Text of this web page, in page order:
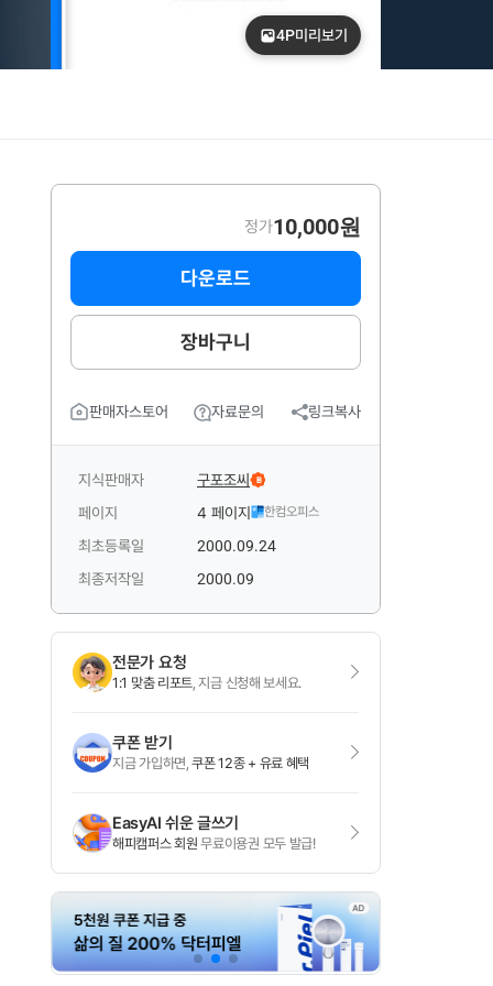
4P미리보기
정가10,000원
다운로드
장바구니
판매자스토어 자료문의 링크복사
지식판매자 구포조씨 B
페이지 4 페이지 한컴오피스
최초등록일
2000.09.24
최종저작일
2000.09
전문가 요청
1:1 맞춤 리포트, 지금 신청해 보세요.
쿠폰 받기
지금 가입하면,쿠폰 12종 + 유료 혜택
EasyAI 쉬운 글쓰기
해피캠퍼스 회원 무료이용권 모두 발급!